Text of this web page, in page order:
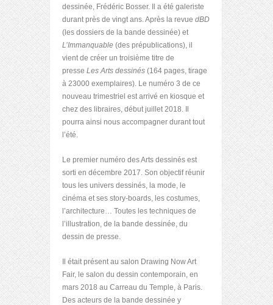
dessinée, Frédéric Bosser. Il a été galeriste
durant près de vingt ans. Après la revue dBD
(les dossiers de la bande dessinée) et
L’Immanquable (des prépublications), il
vient de créer un troisième titre de
presse Les Arts dessinés (164 pages, tirage
à 23000 exemplaires). Le numéro 3 de ce
nouveau trimestriel est arrivé en kiosque et
chez des libraires, début juillet 2018. Il
pourra ainsi nous accompagner durant tout
l’été.
Le premier numéro des Arts dessinés est
sorti en décembre 2017. Son objectif réunir
tous les univers dessinés, la mode, le
cinéma et ses story-boards, les costumes,
l’architecture… Toutes les techniques de
l’illustration, de la bande dessinée, du
dessin de presse.
Il était présent au salon Drawing Now Art
Fair, le salon du dessin contemporain, en
mars 2018 au Carreau du Temple, à Paris.
Des acteurs de la bande dessinée y